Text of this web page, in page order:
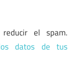
el spam.
datos de tus